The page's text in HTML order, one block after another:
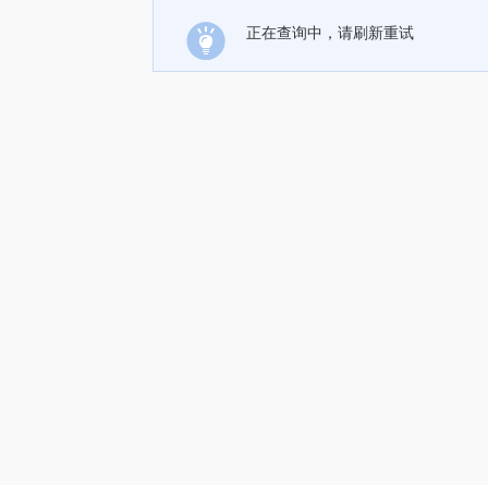
正在查询中，请刷新重试